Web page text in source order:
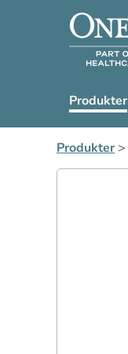
Produkter
Produkter>